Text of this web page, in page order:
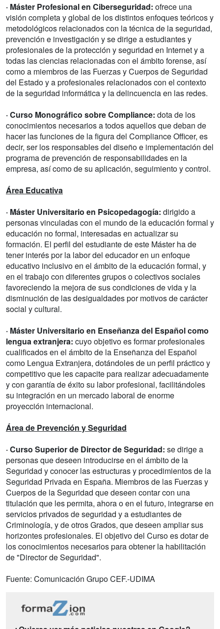
· Máster Profesional en Ciberseguridad: ofrece una
visión completa y global de los distintos enfoques teóricos y
metodológicos relacionados con la técnica de la seguridad,
prevención e investigación y se dirige a estudiantes y
profesionales de la protección y seguridad en Internet y a
todas las ciencias relacionadas con el ámbito forense, así
como a miembros de las Fuerzas y Cuerpos de Seguridad
del Estado y a profesionales relacionados con el contexto
de la seguridad informática y la delincuencia en las redes.
· Curso Monográfico sobre Compliance: dota de los
conocimientos necesarios a todos aquellos que deban de
hacer las funciones de la figura del Compliance Officer, es
decir, ser los responsables del diseño e implementación del
programa de prevención de responsabilidades en la
empresa, así como de su aplicación, seguimiento y control.
Área Educativa
· Máster Universitario en Psicopedagogía: dirigido a
personas vinculadas con el mundo de la educación formal y
educación no formal, interesadas en actualizar su
formación. El perfil del estudiante de este Máster ha de
tener interés por la labor del educador en un enfoque
educativo inclusivo en el ámbito de la educación formal, y
en el trabajo con diferentes grupos o colectivos sociales
favoreciendo la mejora de sus condiciones de vida y la
disminución de las desigualdades por motivos de carácter
social y cultural.
· Máster Universitario en Enseñanza del Español como
lengua extranjera: cuyo objetivo es formar profesionales
cualificados en el ámbito de la Enseñanza del Español
como Lengua Extranjera, dotándoles de un perfil práctico y
competitivo que les capacite para realizar adecuadamente
y con garantía de éxito su labor profesional, facilitándoles
su integración en un mercado laboral de enorme
proyección internacional.
Área de Prevención y Seguridad
· Curso Superior de Director de Seguridad: se dirige a
personas que deseen introducirse en el ámbito de la
Seguridad y conocer las estructuras y procedimientos de la
Seguridad Privada en España. Miembros de las Fuerzas y
Cuerpos de la Seguridad que deseen contar con una
titulación que les permita, ahora o en el futuro, integrarse en
servicios privados de seguridad y a estudiantes de
Criminología, y de otros Grados, que deseen ampliar sus
horizontes profesionales. El objetivo del Curso es dotar de
los conocimientos necesarios para obtener la habilitación
de "Director de Seguridad".
Fuente: Comunicación Grupo CEF.-UDIMA